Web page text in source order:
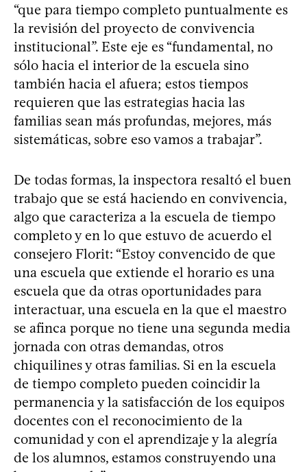
“que para tiempo completo puntualmente es
la revisión del proyecto de convivencia
institucional”. Este eje es “fundamental, no
sólo hacia el interior de la escuela sino
también hacia el afuera; estos tiempos
requieren que las estrategias hacia las
familias sean más profundas, mejores, más
sistemáticas, sobre eso vamos a trabajar”.
De todas formas, la inspectora resaltó el buen
trabajo que se está haciendo en convivencia,
algo que caracteriza a la escuela de tiempo
completo y en lo que estuvo de acuerdo el
consejero Florit: “Estoy convencido de que
una escuela que extiende el horario es una
escuela que da otras oportunidades para
interactuar, una escuela en la que el maestro
se afinca porque no tiene una segunda media
jornada con otras demandas, otros
chiquilines y otras familias. Si en la escuela
de tiempo completo pueden coincidir la
permanencia y la satisfacción de los equipos
docentes con el reconocimiento de la
comunidad y con el aprendizaje y la alegría
de los alumnos, estamos construyendo una